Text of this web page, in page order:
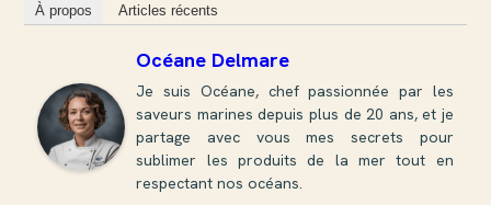
À propos Articles récents
Océane Delmare
Je suis Océane, chef passionnée par les
saveurs marines depuis plus de 20 ans, et je
partage avec vous mes secrets pour
sublimer les produits de la mer tout en
respectant nos océans.